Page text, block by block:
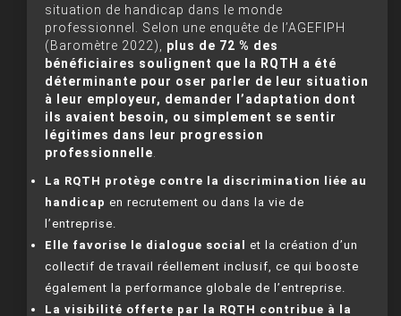
situation de handicap dans le monde
professionnel. Selon une enquête de l’AGEFIPH
(Baromètre 2022), plus de 72 % des
bénéficiaires soulignent que la RQTH a été
déterminante pour oser parler de leur situation
à leur employeur, demander l’adaptation dont
ils avaient besoin, ou simplement se sentir
légitimes dans leur progression
professionnelle
La RQTH protège contre la discrimination liée au
handicap en recrutement ou dans la vie de
l’entreprise.
Elle favorise le dialogue social
et la création d’un
collectif de travail réellement inclusif, ce qui booste
également la performance globale de l’entreprise.
La visibilité offerte par la RQTH contribue à la